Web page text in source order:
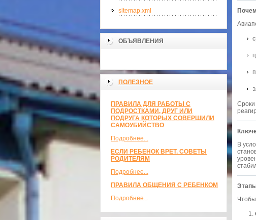
sitemap.xml
ОБЪЯВЛЕНИЯ
ПОЛЕЗНОЕ
ПРАВИЛА ДЛЯ РАБОТЫ С
ПОДРОСТКАМИ, ДРУГ ИЛИ
ПОДРУГА КОТОРЫХ СОВЕРШИЛИ
САМОУБИЙСТВО
Подробнее...
ЕСЛИ РЕБЕНОК ВРЕТ. СОВЕТЫ
РОДИТЕЛЯМ
Подробнее...
ПРАВИЛА ОБЩЕНИЯ С РЕБЕНКОМ
Подробнее...
Сроки
В